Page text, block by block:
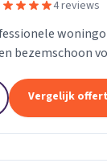
4 reviews
bezemschoon
Vergelijk